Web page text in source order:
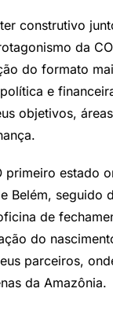
construtivo
da
do formato
e
objetivos,
estado
seguido
de
do
parceiros,
da Amazônia.